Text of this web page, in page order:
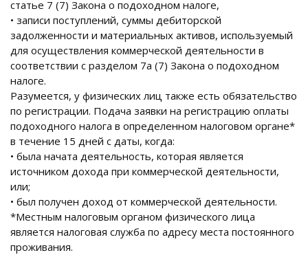
статье 7 (7) Закона о подоходном налоге,
• записи поступлений, суммы дебиторской
задолженности и материальных активов, используемый
для осуществления коммерческой деятельности в
соответствии с разделом 7а (7) Закона о подоходном
налоге.
Разумеется, у физических лиц также есть обязательство
по регистрации. Подача заявки на регистрацию оплаты
подоходного налога в определенном налоговом органе*
в течение 15 дней с даты, когда:
• была начата деятельность, которая является
источником дохода при коммерческой деятельности,
или;
• был получен доход от коммерческой деятельности.
*Местным налоговым органом физического лица
является налоговая служба по адресу места постоянного
проживания.